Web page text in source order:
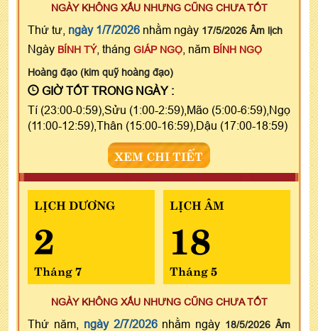
NGÀY KHÔNG XẤU NHƯNG CŨNG CHƯA TỐT
Thứ tư, ngày 1/7/2026 nhằm ngày 17/5/2026 Âm lịch
Ngày BÍNH TÝ, tháng GIÁP NGỌ , năm BÍNH NGỌ
Hoàng đạo (kim quỹ hoàng đạo)
GIỜ TỐT TRONG NGÀY :
Tí (23:00-0:59),Sửu (1:00-2:59),Mão (5:00-6:59),Ngọ
(11:00-12:59),Thân (15:00-16:59),Dậu (17:00-18:59)
XEM CHI TIẾT
LỊCH DƯƠNG
2
Tháng 7
LỊCH ÂM
18
Tháng 5
NGÀY KHÔNG XẤU NHƯNG CŨNG CHƯA TỐT
Thứ năm, ngày 2/7/2026nhằm ngày 18/5/2026 Âm